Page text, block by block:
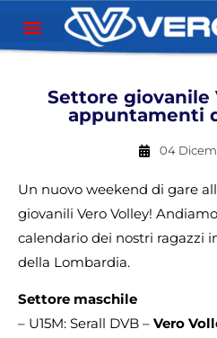
Settore giovanile
appuntamenti
04
Un nuovo weekend di gare
giovanili Vero Volley!
calendario dei nostri ragazzi
della Lombardia.
Settore maschile
– U15M: Serall DVB – Vero